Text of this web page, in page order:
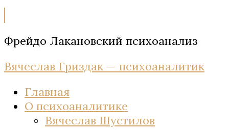
Фрейдо Лакановский психоанализ
Вячеслав Гриздак — психоаналитик
Главная
О психоаналитике
Вячеслав Шустилов